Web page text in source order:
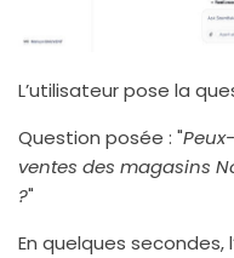
L’utilisateur pose la
Question posée : "
ventes des magasins
?"
En quelques